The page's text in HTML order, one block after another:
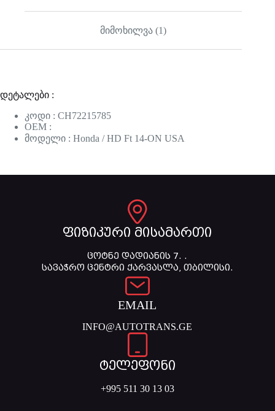
მიმოხილვა (1)
დეტალები :
კოდი : CH72215785
OEM :
მოდელი : Honda / HD Ft 14-ON USA
ფიზიკური მისამართი
ცოტნე დადიანის 7. .
სავაჭრო ცენტრი ქარვასლა, თბილისი.
EMAIL
INFO@AUTOTRANS.GE
ტელეფონი
+995 511 30 13 03